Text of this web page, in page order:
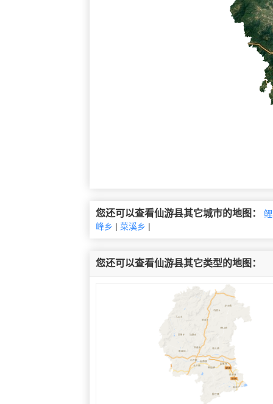
您还可以查看仙游县其它城市的地图：
峰乡 | 菜溪乡 |
您还可以查看仙游县其它类型的地图：